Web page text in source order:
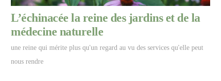
L’échinacée la reine des jardins et de la
médecine naturelle
une reine qui mérite plus qu'un regard au vu des services qu'elle peut
nous rendre